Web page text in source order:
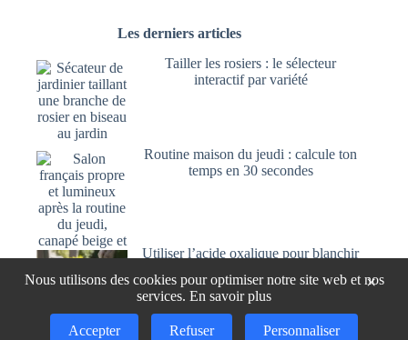
Les derniers articles
Tailler les rosiers : le sélecteur
interactif par variété
Routine maison du jeudi : calcule ton
temps en 30 secondes
Utiliser l’acide oxalique pour blanchir
×
Nous utilisons des cookies pour optimiser notre site web et nos
services. En savoir plus
Accepter Refuser Personnaliser